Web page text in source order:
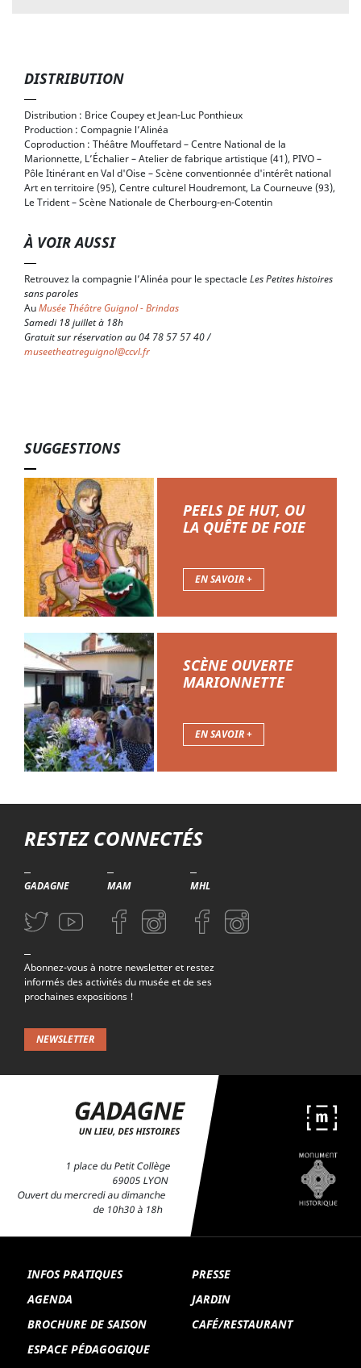
DISTRIBUTION
Distribution : Brice Coupey et Jean-Luc Ponthieux
Production : Compagnie l’Alinéa
Coproduction : Théâtre Mouffetard – Centre National de la
Marionnette, L’Échalier – Atelier de fabrique artistique (41), PIVO –
Pôle Itinérant en Val d'Oise – Scène conventionnée d'intérêt national
Art en territoire (95), Centre culturel Houdremont, La Courneuve (93),
Le Trident – Scène Nationale de Cherbourg-en-Cotentin
À VOIR AUSSI
Retrouvez la compagnie l’Alinéa pour le spectacleLes Petites histoires
sans paroles
AuMusée Théâtre Guignol - Brindas
Samedi 18 juillet à 18h
Gratuit sur réservation au 04 78 57 57 40 /
museetheatreguignol@ccvl.fr
SUGGESTIONS
PEELS DE HUT, OU
LA QUÊTE DE FOIE
EN SAVOIR +
SCÈNE OUVERTE
MARIONNETTE
EN SAVOIR +
RESTEZ CONNECTÉS
GADAGNE
Aller sur la page Twitter (nouvelle fenetre)
Aller sur la page Youtube (nouvelle fenetre)
MAM
Aller sur la page Facebook (nouvelle fenetre)
Aller sur la page Instagram (nouvelle fenetre)
MHL
Aller sur la page Facebook (nouvelle
Aller sur la page Instagram
Abonnez-vous à notre newsletter et restez
informés des activités du musée et de ses
prochaines expositions !
NEWSLETTER
1 place du Petit Collège
69005 LYON
Ouvert du mercredi au dimanche
de 10h30 à 18h
INFOS PRATIQUES
AGENDA
BROCHURE DE SAISON
ESPACE PÉDAGOGIQUE
PRESSE
JARDIN
CAFÉ/RESTAURANT